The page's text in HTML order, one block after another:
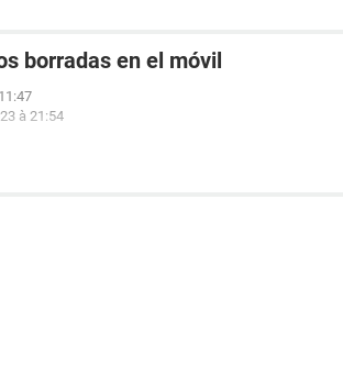
borradas en el móvil
à 21:54